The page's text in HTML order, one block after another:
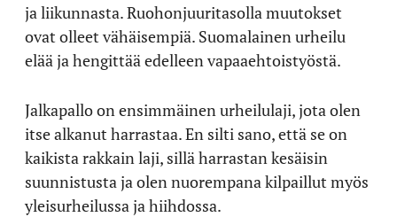
ja liikunnasta. Ruohonjuuritasolla muutokset
ovat olleet vähäisempiä. Suomalainen urheilu
elää ja hengittää edelleen vapaaehtoistyöstä.
Jalkapallo on ensimmäinen urheilulaji, jota olen
itse alkanut harrastaa. En silti sano, että se on
kaikista rakkain laji, sillä harrastan kesäisin
suunnistusta ja olen nuorempana kilpaillut myös
yleisurheilussa ja hiihdossa.